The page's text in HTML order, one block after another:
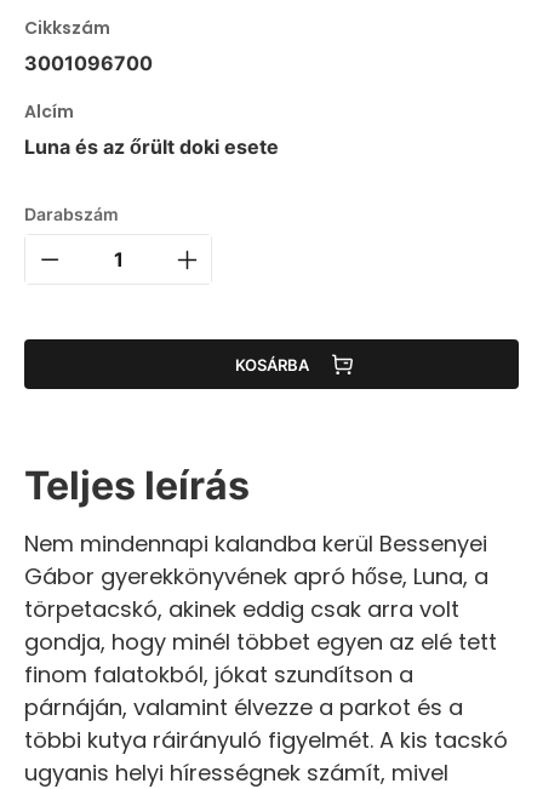
Cikkszám
3001096700
Alcím
Luna és az őrült doki esete
Darabszám
KOSÁRBA
Teljes leírás
Nem mindennapi kalandba kerül Bessenyei
Gábor gyerekkönyvének apró hőse, Luna, a
törpetacskó, akinek eddig csak arra volt
gondja, hogy minél többet egyen az elé tett
finom falatokból, jókat szundítson a
párnáján, valamint élvezze a parkot és a
többi kutya ráirányuló figyelmét. A kis tacskó
ugyanis helyi hírességnek számít, mivel